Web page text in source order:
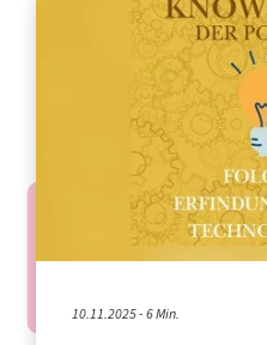
10.11.2025 - 6 Min.